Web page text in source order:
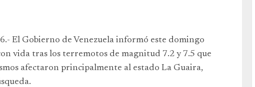
El Gobierno de Venezuela informó este domingo
vida tras los terremotos de magnitud 7.2 y 7.5 que
afectaron principalmente al estado La Guaira,